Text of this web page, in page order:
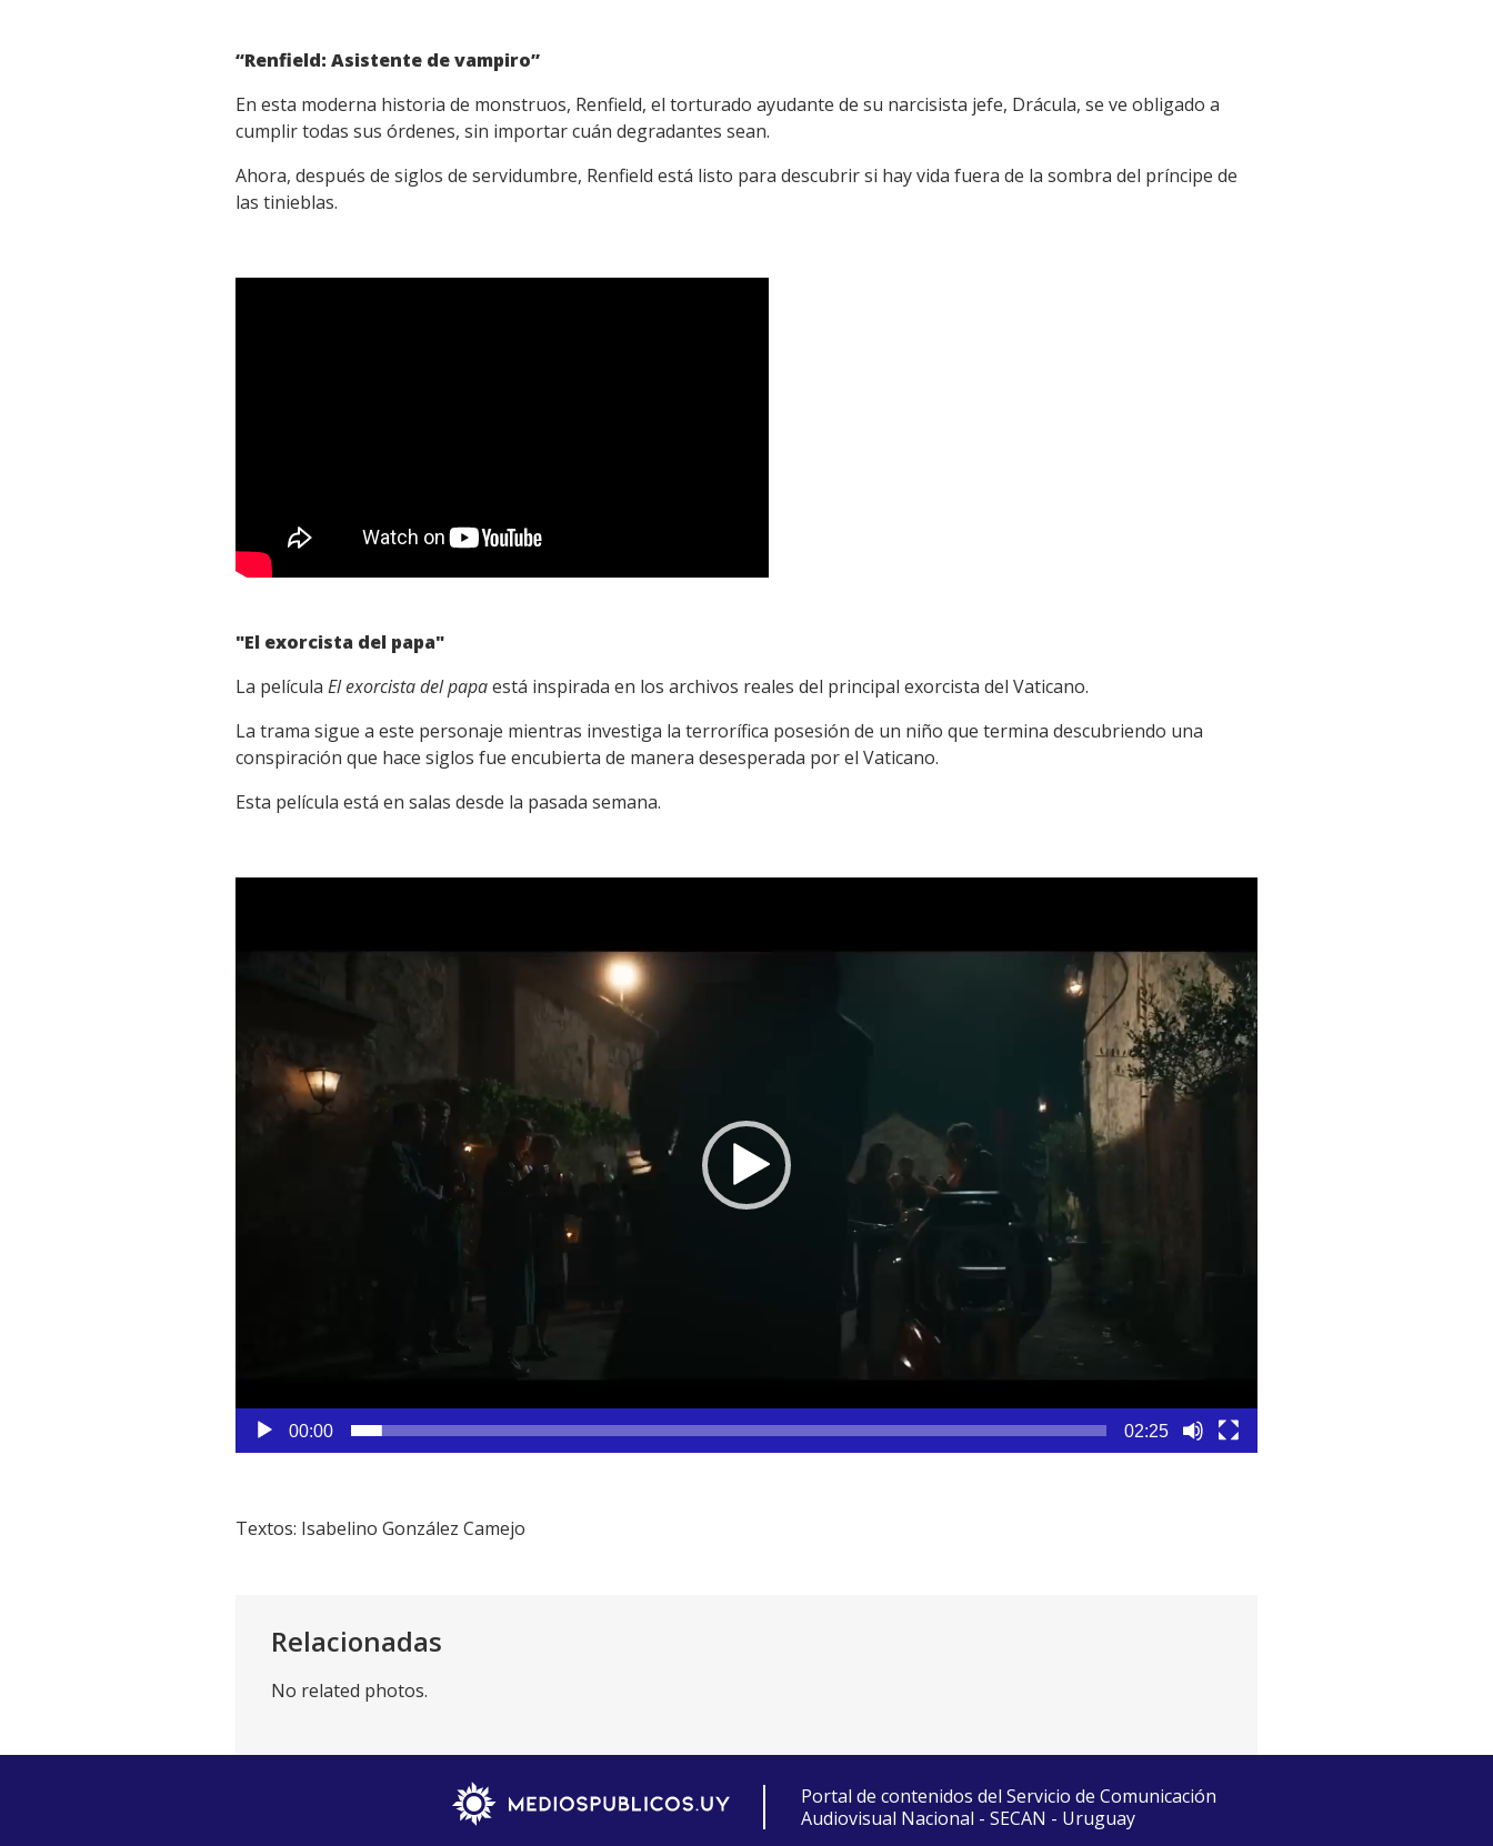
“Renfield: Asistente de vampiro”
En esta moderna historia de monstruos, Renfield, el torturado ayudante de su narcisista jefe, Drácula, se ve obligado a
cumplir todas sus órdenes, sin importar cuán degradantes sean.
Ahora, después de siglos de servidumbre, Renfield está listo para descubrir si hay vida fuera de la sombra del príncipe de
las tinieblas.
"El exorcista del papa"
La película El exorcista del papaestá inspirada en los archivos reales del principal exorcista del Vaticano.
La trama sigue a este personaje mientras investiga la terrorífica posesión de un niño que termina descubriendo una
conspiración que hace siglos fue encubierta de manera desesperada por el Vaticano.
Esta película está en salas desde la pasada semana.
00:00 02:25
Textos: Isabelino González Camejo
Relacionadas
No related photos.
Portal de contenidos del Servicio de Comunicación
Audiovisual Nacional - SECAN - Uruguay